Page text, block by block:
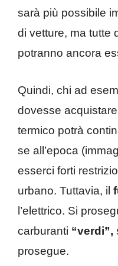
sarà più possibile
di vetture, ma tutte
potranno ancora
Quindi, chi ad
dovesse
termico potrà
se all’epoca
esserci forti
urbano. Tuttavia, il
l’elettrico. Si
carburanti “verdi”,
prosegue.